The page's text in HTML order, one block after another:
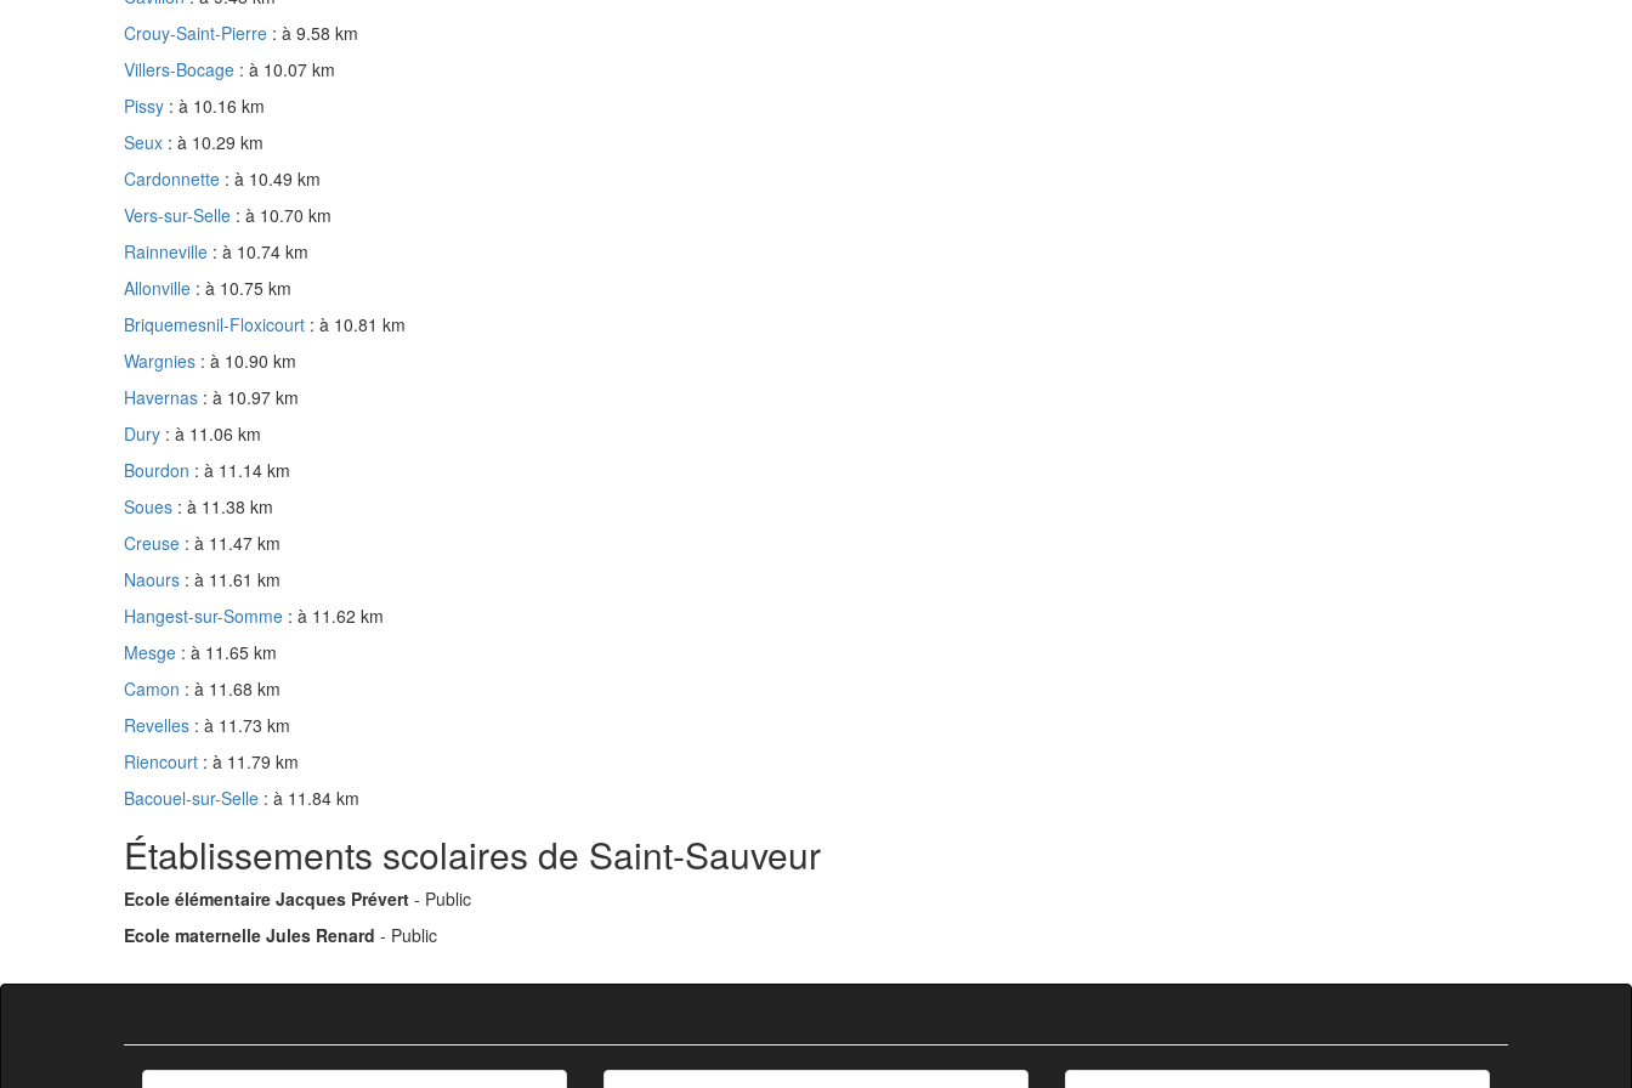
Crouy-Saint-Pierre : à 9.58 km
Villers-Bocage : à 10.07 km
Pissy : à 10.16 km
Seux : à 10.29 km
Cardonnette : à 10.49 km
Vers-sur-Selle : à 10.70 km
Rainneville : à 10.74 km
Allonville : à 10.75 km
Briquemesnil-Floxicourt : à 10.81 km
Wargnies : à 10.90 km
Havernas : à 10.97 km
Dury : à 11.06 km
Bourdon : à 11.14 km
Soues : à 11.38 km
Creuse : à 11.47 km
Naours : à 11.61 km
Hangest-sur-Somme : à 11.62 km
Mesge : à 11.65 km
Camon : à 11.68 km
Revelles : à 11.73 km
Riencourt : à 11.79 km
Bacouel-sur-Selle : à 11.84 km
Établissements scolaires de Saint-Sauveur
Ecole élémentaire Jacques Prévert - Public
Ecole maternelle Jules Renard - Public